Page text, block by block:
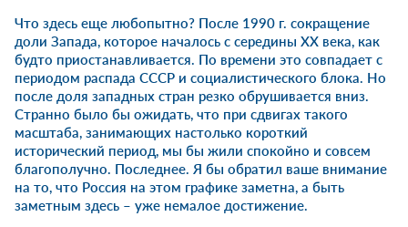
Что здесь еще любопытно? После 1990 г. сокращение
доли Запада, которое началось с середины XX века, как
будто приостанавливается. По времени это совпадает с
периодом распада СССР и социалистического блока. Но
после доля западных стран резко обрушивается вниз.
Странно было бы ожидать, что при сдвигах такого
масштаба, занимающих настолько короткий
исторический период, мы бы жили спокойно и совсем
благополучно. Последнее. Я бы обратил ваше внимание
на то, что Россия на этом графике заметна, а быть
заметным здесь – уже немалое достижение.